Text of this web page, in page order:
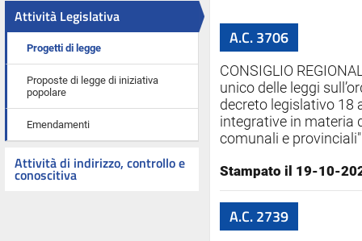
Attività Legislativa
Progetti di legge
Proposte di legge di iniziativa
popolare
Emendamenti
Attività di indirizzo, controllo e
conoscitiva
A.C. 3706
CONSIGLIO
unico delle leggi
decreto legislativo 18
integrative in materia
comunali e
Stampato il 19-10-
A.C. 2739